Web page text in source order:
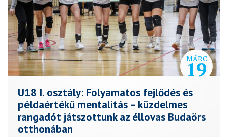
MÁRC
19
U18 I. osztály: Folyamatos fejlődés és
példaértékű mentalitás – küzdelmes
rangadót játszottunk az éllovas Budaörs
otthonában